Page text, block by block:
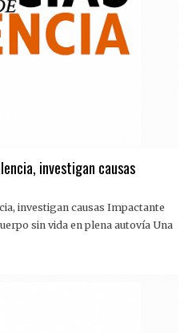
investigan causas
investigan causas Impactante
sin vida en plena autovía Una